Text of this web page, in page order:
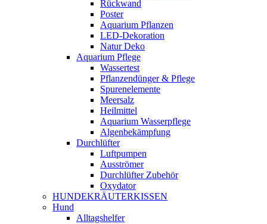
Rückwand
Poster
Aquarium Pflanzen
LED-Dekoration
Natur Deko
Aquarium Pflege
Wassertest
Pflanzendünger & Pflege
Spurenelemente
Meersalz
Heilmittel
Aquarium Wasserpflege
Algenbekämpfung
Durchlüfter
Luftpumpen
Ausströmer
Durchlüfter Zubehör
Oxydator
HUNDEKRÄUTERKISSEN
Hund
Alltagshelfer